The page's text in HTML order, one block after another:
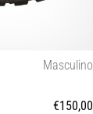
Masculino
€150,00